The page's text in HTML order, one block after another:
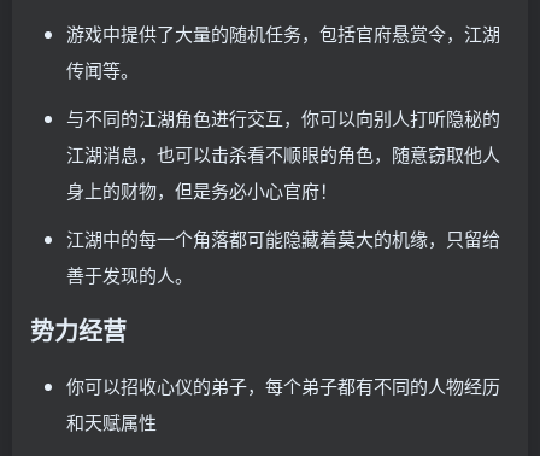
游戏中提供了大量的随机任务，包括官府悬赏令，江湖
传闻等。
与不同的江湖角色进行交互，你可以向别人打听隐秘的
江湖消息，也可以击杀看不顺眼的角色，随意窃取他人
身上的财物，但是务必小心官府！
江湖中的每一个角落都可能隐藏着莫大的机缘，只留给
善于发现的人。
势力经营
你可以招收心仪的弟子，每个弟子都有不同的人物经历
和天赋属性